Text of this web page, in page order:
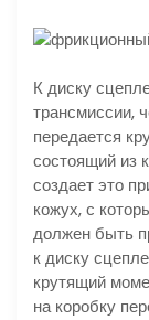
К диску
трансмиссии,
передается
состоящий из
создает это
кожух, с
должен быть
к диску
крутящий
на коробку